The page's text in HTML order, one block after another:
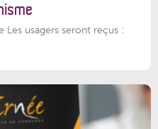
usagers seront reçus :